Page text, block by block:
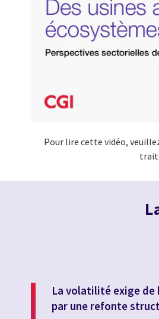
Pour lire cette vidéo,
La volatilité exige de
par une refonte